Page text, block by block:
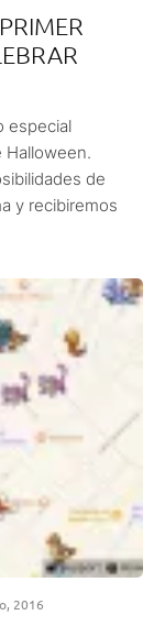
especial
Halloween.
de
y recibiremos
2016